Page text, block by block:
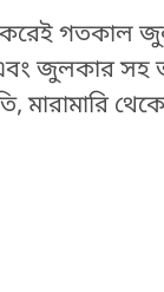
গতকাল
জুলকার সহ
মারামারি